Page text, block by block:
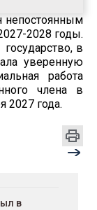
непостоянным
2028 годы.
в
уверенную
работа
члена в
2027 года.
в